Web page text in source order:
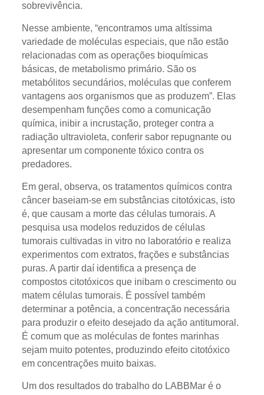
sobrevivência.
Nesse ambiente, “encontramos uma altíssima
variedade de moléculas especiais, que não estão
relacionadas com as operações bioquímicas
básicas, de metabolismo primário. São os
metabólitos secundários, moléculas que conferem
vantagens aos organismos que as produzem”. Elas
desempenham funções como a comunicação
química, inibir a incrustação, proteger contra a
radiação ultravioleta, conferir sabor repugnante ou
apresentar um componente tóxico contra os
predadores.
Em geral, observa, os tratamentos químicos contra
câncer baseiam-se em substâncias citotóxicas, isto
é, que causam a morte das células tumorais. A
pesquisa usa modelos reduzidos de células
tumorais cultivadas in vitro no laboratório e realiza
experimentos com extratos, frações e substâncias
puras. A partir daí identifica a presença de
compostos citotóxicos que inibam o crescimento ou
matem células tumorais. É possível também
determinar a potência, a concentração necessária
para produzir o efeito desejado da ação antitumoral.
É comum que as moléculas de fontes marinhas
sejam muito potentes, produzindo efeito citotóxico
em concentrações muito baixas.
Um dos resultados do trabalho do LABBMar é o